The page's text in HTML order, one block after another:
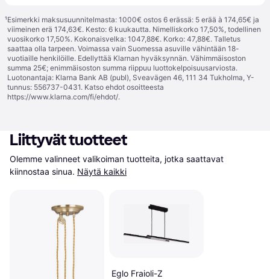
¹Esimerkki maksusuunnitelmasta: 1000€ ostos 6 erässä: 5 erää à 174,65€ ja
viimeinen erä 174,63€. Kesto: 6 kuukautta. Nimelliskorko 17,50%, todellinen
vuosikorko 17,50%. Kokonaisvelka: 1047,88€. Korko: 47,88€. Talletus
saattaa olla tarpeen. Voimassa vain Suomessa asuville vähintään 18-
vuotiaille henkilöille. Edellyttää Klarnan hyväksynnän. Vähimmäisoston
summa 25€; enimmäisoston summa riippuu luottokelpoisuusarviosta.
Luotonantaja: Klarna Bank AB (publ), Sveavägen 46, 111 34 Tukholma, Y-
tunnus: 556737-0431. Katso ehdot osoitteesta
https://www.klarna.com/fi/ehdot/.
Liittyvät tuotteet
Olemme valinneet valikoiman tuotteita, jotka saattavat
kiinnostaa sinua. Näytä kaikki
Eglo Fraioli-Z